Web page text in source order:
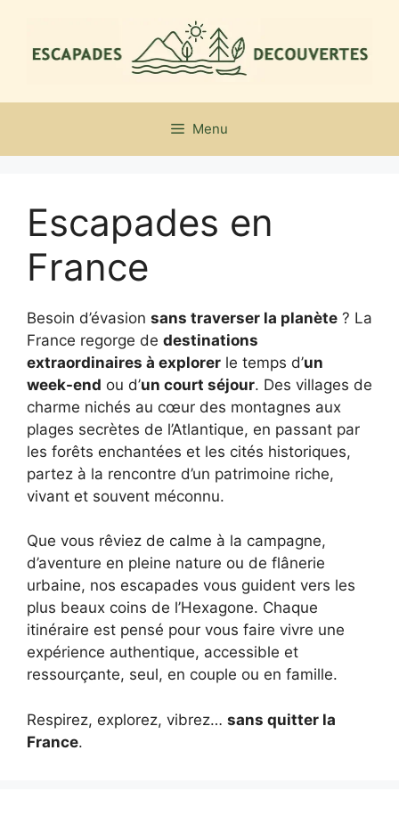
contenu
Menu
Escapades en
France
Besoin d’évasion sans traverser la planète ? La
France regorge de destinations
extraordinaires à explorer le temps d’un
week-end ou d’un court séjour. Des villages de
charme nichés au cœur des montagnes aux
plages secrètes de l’Atlantique, en passant par
les forêts enchantées et les cités historiques,
partez à la rencontre d’un patrimoine riche,
vivant et souvent méconnu.
Que vous rêviez de calme à la campagne,
d’aventure en pleine nature ou de flânerie
urbaine, nos escapades vous guident vers les
plus beaux coins de l’Hexagone. Chaque
itinéraire est pensé pour vous faire vivre une
expérience authentique, accessible et
ressourçante, seul, en couple ou en famille.
Respirez, explorez, vibrez… sans quitter la
France.